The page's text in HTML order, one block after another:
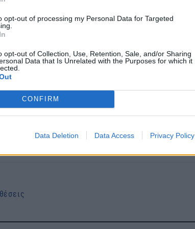
opt-out of processing my Personal Data for Targeted
opt-out of Collection, Use, Retention, Sale, and/or Sharing
Data that Is Unrelated with the Purposes for which it
CONFIRM
Data Deletion Data Access Privacy Policy
και σε βιομηχανίες ημιαγωγών και άλλων
απαγγέλθηκαν επιπλέον κατηγορίες που
λογισμικού που έκανε το 2020 στην
Δικαιοσύνης.